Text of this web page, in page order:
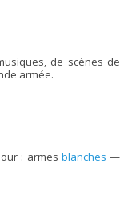
de scènes de
armée.
: armes blanches —